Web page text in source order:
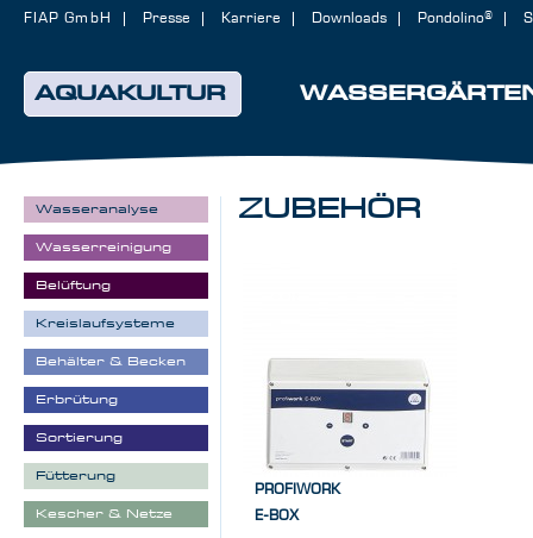
AQUAKULTUR
FIAP GmbH Presse Karriere Downloads Pondolino®
ZUBEHÖR
PROFIWORK
E-BOX
Wasseranalyse
Wasserreinigung
Belüftung
Kreislaufsysteme
Behälter & Becken
Erbrütung
Sortierung
Fütterung
Kescher & Netze